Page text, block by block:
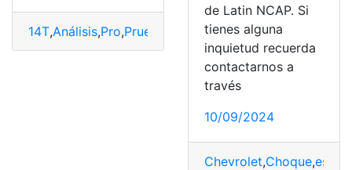
14T,Análisis,Pro,Pruebas Xiaomi
de Latin NCAP. Si
tienes alguna
inquietud recuerda
contactarnos a
través
10/09/2024
Chevrolet,Choque,